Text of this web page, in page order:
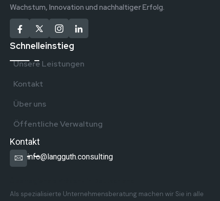
Wachstum, Innovation und nachhaltiger Erfolg.
Schnelleinstieg
Unsere Leistungen
Kontakt
Über uns
Öffentliche Verwaltung
Kontakt
info@langguth.consulting
Als spezialisierte Unternehmensberatung machen wir Sie in alle